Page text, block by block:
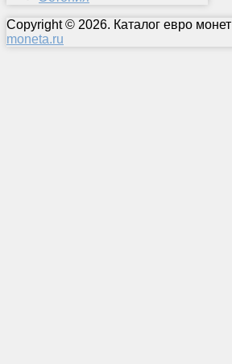
Copyright © 2026. Каталог евро монет
moneta.ru